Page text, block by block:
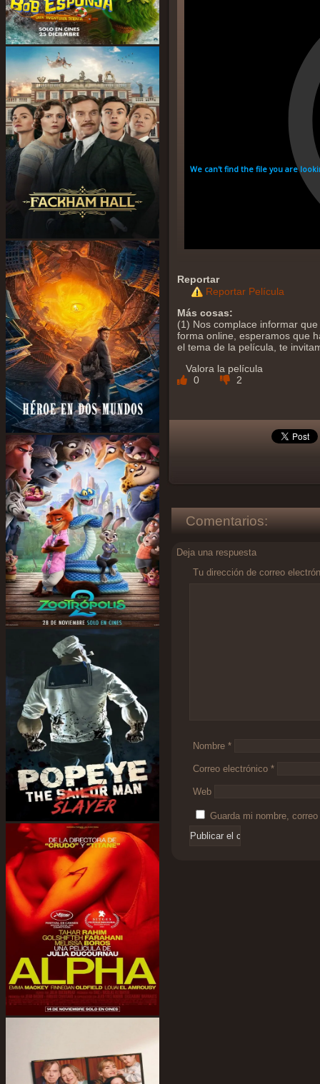
Reportar
Reportar Película
Más cosas:
(1) Nos complace informar
forma online, esperamos que
el tema de la película, te
Valora la película
0
2
Comentarios:
Deja una respuesta
Tu dirección de correo
Nombre *
Correo electrónico *
Web
Guarda mi nombre,